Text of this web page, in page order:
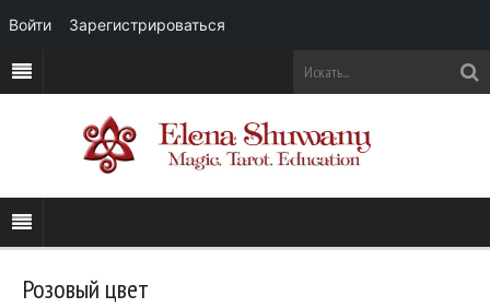
Розовый цвет
Войти Зарегистрироваться